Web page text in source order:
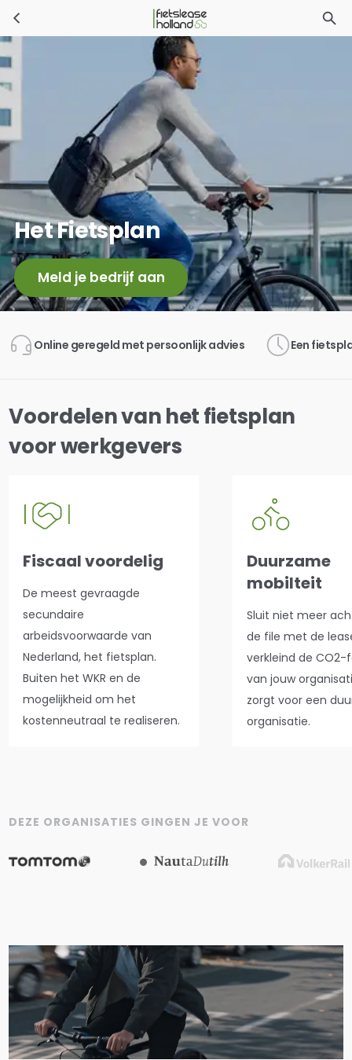
Ga naar hoofdinhoud
Het Fietsplan
Meld je bedrijf aan
Online geregeld met persoonlijk advies Een
Voordelen van het fietsplan
voor werkgevers
Fiscaal voordelig
De meest gevraagde
secundaire
arbeidsvoorwaarde van
Nederland, het fietsplan.
Buiten het WKR en de
mogelijkheid om het
kostenneutraal te realiseren.
Duurzame
mobilteit
Sluit niet meer
de file met de
verkleind de
van jouw
zorgt voor een
organisatie.
DEZE ORGANISATIES GINGEN JE VOOR